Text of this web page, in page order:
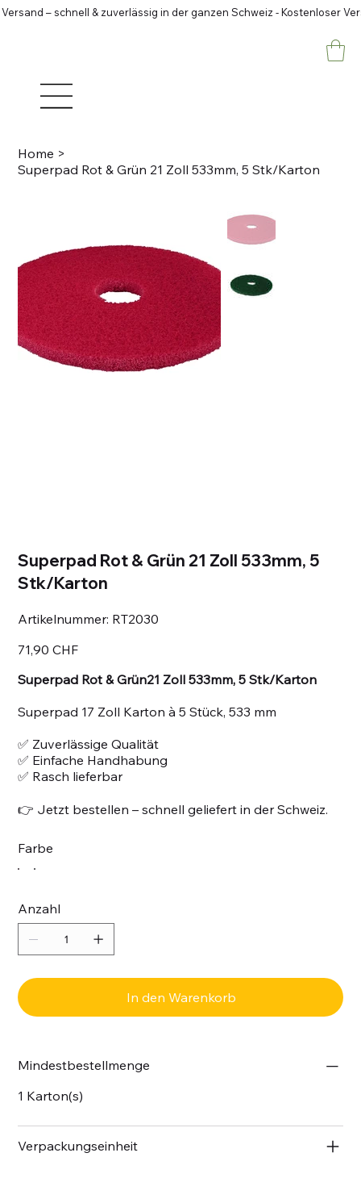
– schnell & zuverlässig in der ganzen Schweiz - Kostenloser
Home >
Superpad Rot & Grün 21 Zoll 533mm, 5 Stk/Karton
Superpad Rot & Grün 21 Zoll 533mm, 5
Stk/Karton
Artikelnummer: Artikelnummer:
RT2030
RT2030
71,90 CHF
Superpad Rot & Grün21 Zoll 533mm, 5 Stk/Karton
Superpad 17 Zoll Karton à 5 Stück, 533 mm
✅ Zuverlässige Qualität
✅ Einfache Handhabung
✅ Rasch lieferbar
👉 Jetzt bestellen – schnell geliefert in der Schweiz.
Farbe
Anzahl
In den Warenkorb
Mindestbestellmenge
1 Karton(s)
Verpackungseinheit